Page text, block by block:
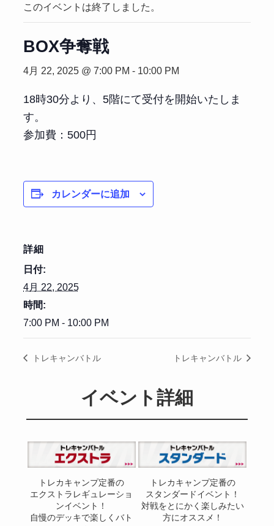
このイベントは終了しました。
BOX争奪戦
4月 22, 2025 @ 7:00 PM - 10:00 PM
18時30分より、5階にて受付を開始いたしま
す。
参加費：500円
カレンダーに追加
詳細
日付:
4月 22, 2025
時間:
7:00 PM - 10:00 PM
トレキャンバトル トレキャンバトル
イベント詳細
トレカキャンプ定番の
エクストラレギュレーショ
ンイベント！
自慢のデッキで楽しくバト
トレカキャンプ定番の
スタンダードイベント！
対戦をとにかく楽しみたい
方にオススメ！